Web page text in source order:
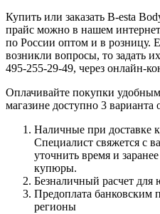
Купить или заказать B-esta
прайс можно в нашем
по России оптом и в розницу.
возникли вопросы, то задать
495-255-29-49, через онлайн-
Оплачивайте покупки
магазине доступно 3 варианта
Наличные при доставке
Специалист свяжется с
уточнить время и
купюры.
Безналичный расчет для
Предоплата банковским
регионы